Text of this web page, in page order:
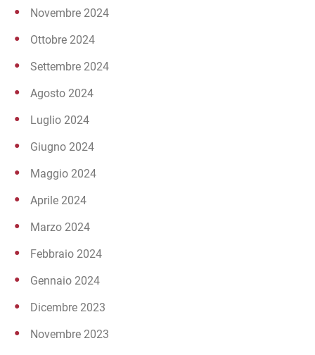
Novembre 2024
Ottobre 2024
Settembre 2024
Agosto 2024
Luglio 2024
Giugno 2024
Maggio 2024
Aprile 2024
Marzo 2024
Febbraio 2024
Gennaio 2024
Dicembre 2023
Novembre 2023